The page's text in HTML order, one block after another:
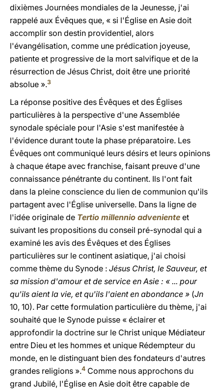
dixièmes Journées mondiales de la Jeunesse, j'ai
rappelé aux Évêques que, « si l'Église en Asie doit
accomplir son destin providentiel, alors
l'évangélisation, comme une prédication joyeuse,
patiente et progressive de la mort salvifique et de la
résurrection de Jésus Christ, doit être une priorité
absolue ».3
La réponse positive des Évêques et des Églises
particulières à la perspective d'une Assemblée
synodale spéciale pour l'Asie s'est manifestée à
l'évidence durant toute la phase préparatoire. Les
Évêques ont communiqué leurs désirs et leurs opinions
à chaque étape avec franchise, faisant preuve d'une
connaissance pénétrante du continent. Ils l'ont fait
dans la pleine conscience du lien de communion qu'ils
partagent avec l'Église universelle. Dans la ligne de
l'idée originale de Tertio millennio adveniente et
suivant les propositions du conseil pré-synodal qui a
examiné les avis des Évêques et des Églises
particulières sur le continent asiatique, j'ai choisi
comme thème du Synode : Jésus Christ, le Sauveur, et
sa mission d'amour et de service en Asie : « ... pour
qu'ils aient la vie, et qu'ils l'aient en abondance » (Jn
10, 10). Par cette formulation particulière du thème, j'ai
souhaité que le Synode puisse « éclairer et
approfondir la doctrine sur le Christ unique Médiateur
entre Dieu et les hommes et unique Rédempteur du
monde, en le distinguant bien des fondateurs d'autres
grandes religions ».4 Comme nous approchons du
grand Jubilé, l'Église en Asie doit être capable de